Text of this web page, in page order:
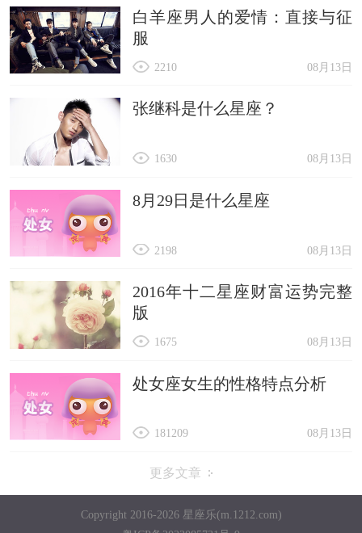
白羊座男人的爱情：直接与征
服
08月13日
2210
张继科是什么星座？
08月13日
1630
8月29日是什么星座
08月13日
2198
2016年十二星座财富运势完整
版
08月13日
1675
处女座女生的性格特点分析
08月13日
181209
更多文章
Copyright 2016-2026 星座乐(m.1212.com)